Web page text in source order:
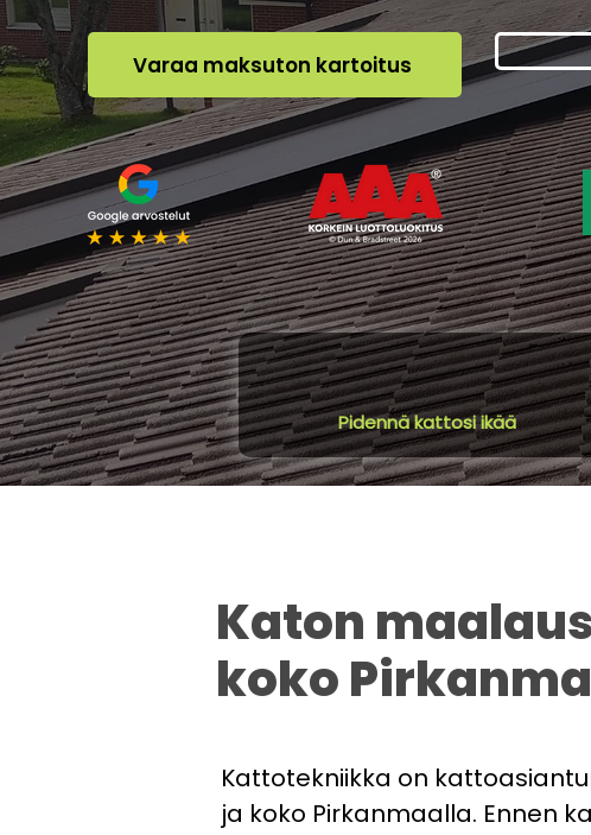
Varaa maksuton kartoitus
Pidennä kattosi ikää
Katon
koko
Kattotekniikka on
ja koko Pirkanmaalla. Ennen